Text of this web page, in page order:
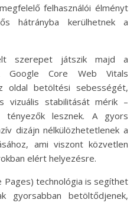
felhasználói élményt
hátrányba kerülhetnek a
szerepet játszik majd a
Google Core Web Vitals
oldal betöltési sebességét,
vizuális stabilitását mérik –
tényezők lesznek. A gyors
dizájn nélkülözhetetlenek a
ami viszont közvetlen
elért helyezésre.
Pages) technológia is segíthet
gyorsabban betöltődjenek,